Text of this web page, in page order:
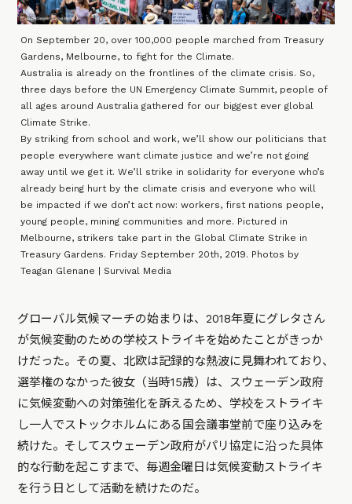
On September 20, over 100,000 people marched from Treasury
Gardens, Melbourne, to fight for the Climate.
Australia is already on the frontlines of the climate crisis. So,
three days before the UN Emergency Climate Summit, people of
all ages around Australia gathered for our biggest ever global
Climate Strike.
By striking from school and work, we’ll show our politicians that
people everywhere want climate justice and we’re not going
away until we get it. We’ll strike in solidarity for everyone who’s
already being hurt by the climate crisis and everyone who will
be impacted if we don’t act now: workers, first nations people,
young people, mining communities and more. Pictured in
Melbourne, strikers take part in the Global Climate Strike in
Treasury Gardens. Friday September 20th, 2019. Photos by
Teagan Glenane | Survival Media
グローバル気候マーチの始まりは、2018年夏にグレタさん
が気候変動のための学校ストライキを始めたことがきっか
けだった。その夏、北欧は記録的な熱波に見舞われており、
選挙権のなかった彼女（当時15歳）は、スウェーデン政府
に気候変動への対策強化を訴えるため、学校をストライキ
し一人でストックホルムにある国会議事堂前で座り込みを
続けた。そしてスウェーデン政府がパリ協定に沿った具体
的な行動を起こすまで、毎週金曜日は気候変動ストライキ
を行う日として活動を続けたのだ。